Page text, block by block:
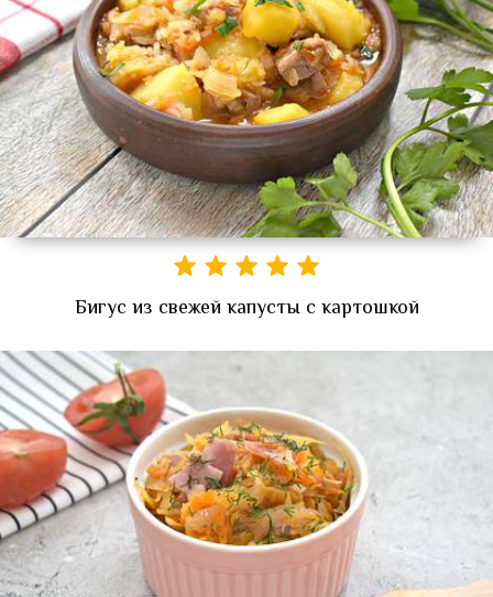
Бигус из свежей капусты с картошкой